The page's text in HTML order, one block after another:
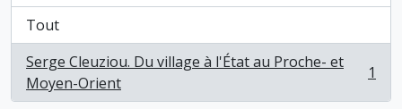
Tout
Serge Cleuziou. Du village à l'État au Proche- et
Moyen-Orient
, 1 résultats 1